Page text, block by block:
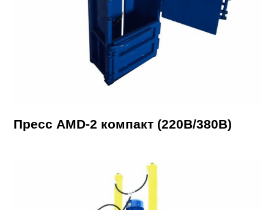
Пресс AMD-2 компакт (220В/380В)